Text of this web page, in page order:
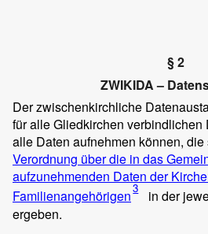
§ 2
ZWIKIDA –
Der zwischenkirchliche
für alle Gliedkirchen verbindlichen
alle Daten aufnehmen können,
Verordnung über die in das
aufzunehmenden Daten der
Familienangehörigen3
in der
ergeben.